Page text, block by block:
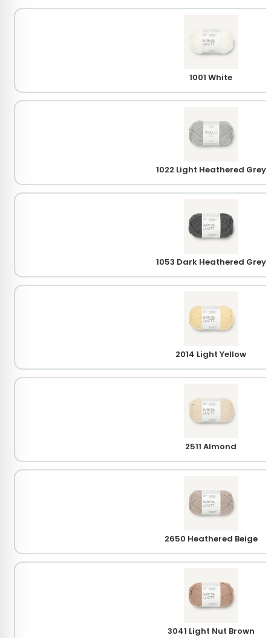
1001 White
1022 Light Heathered Grey
1053 Dark Heathered Grey
2014 Light Yellow
2511 Almond
2650 Heathered Beige
3041 Light Nut Brown